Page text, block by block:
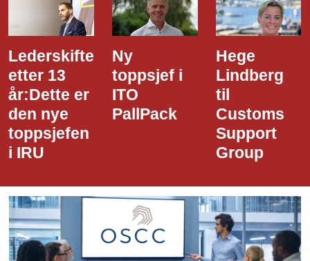
Ny
toppsjef i
ITO
PallPack
Hege
Lindberg
til
Customs
Dette er
den nye
i Narvik
Havn